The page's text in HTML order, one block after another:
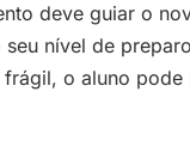
deve guiar o
nível de
o aluno